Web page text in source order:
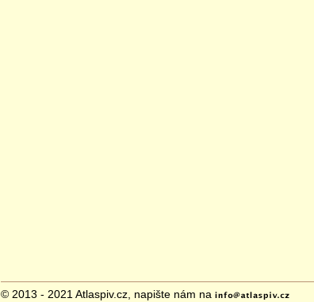
© 2013 - 2021 Atlaspiv.cz, napište nám na